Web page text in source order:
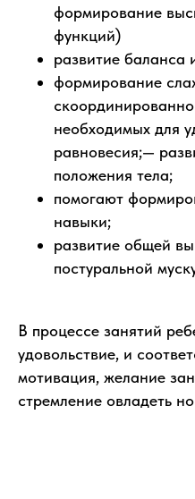
формирование
функций)
развитие баланса
формирование
необходимых для
равновесия;—
положения тела;
помогают
навыки;
развитие общей
постуральной
В процессе занятий
удовольствие, и
мотивация, желание
стремление овладеть